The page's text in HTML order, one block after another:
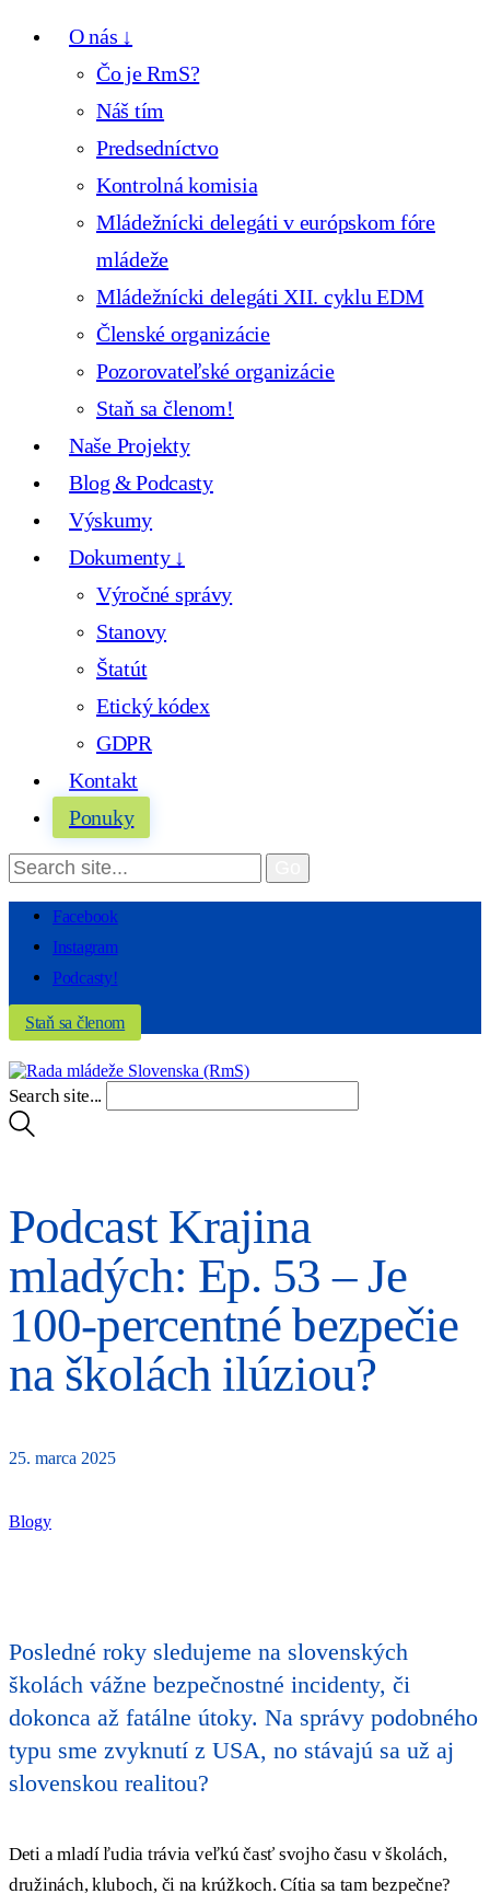
O nás ↓
Čo je RmS?
Náš tím
Predsedníctvo
Kontrolná komisia
Mládežnícki delegáti v európskom fóre
mládeže
Mládežnícki delegáti XII. cyklu EDM
Členské organizácie
Pozorovateľské organizácie
Staň sa členom!
Naše Projekty
Blog & Podcasty
Výskumy
Dokumenty ↓
Výročné správy
Stanovy
Štatút
Etický kódex
GDPR
Kontakt
Ponuky
Facebook
Instagram
Podcasty!
Staň sa členom
Search site...
Podcast Krajina
mladých: Ep. 53 – Je
100-percentné bezpečie
na školách ilúziou?
25. marca 2025
Blogy
Posledné roky sledujeme na slovenských
školách vážne bezpečnostné incidenty, či
dokonca až fatálne útoky. Na správy podobného
typu sme zvyknutí z USA, no stávajú sa už aj
slovenskou realitou?
Deti a mladí ľudia trávia veľkú časť svojho času v školách,
družinách, kluboch, či na krúžkoch. Cítia sa tam bezpečne?